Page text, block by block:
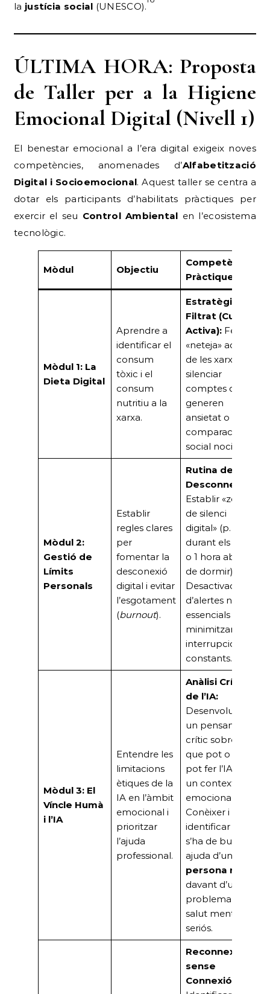
la justícia social (UNESCO).
ÚLTIMA HORA: Proposta
de Taller per a la Higiene
Emocional Digital (Nivell 1)
El benestar emocional a l’era digital exigeix noves
competències, anomenades d’Alfabetització
Digital i Socioemocional. Aquest taller se centra a
dotar els participants d’habilitats pràctiques per
exercir el seu Control Ambiental en l’ecosistema
tecnològic.
Mòdul Objectiu
Competències
Pràctiques
Mòdul 1: La
Dieta Digital
Aprendre a
identificar el
consum
tòxic i el
consum
nutritiu a la
xarxa.
Estratègia de
Filtrat (Curació
Activa):Fer una
«neteja» activa
de les xarxes,
silenciar
comptes que
generen
ansietat o
comparació
social nociva.
Mòdul 2:
Gestió de
Límits
Personals
Establir
regles clares
per
fomentar la
desconexió
digital i evitar
l’esgotament
(burnout).
Rutina de
Desconnexió:
Establir «zones
de silenci
digital» (p. ex.,
durant els àpats
o 1 hora abans
de dormir).
Desactivació
d’alertes no
essencials per
minimitzar les
interrupcions
constants.
Mòdul 3: El
Víncle Humà
i l’IA
Entendre les
limitacions
ètiques de la
IA en l’àmbit
emocional i
prioritzar
l’ajuda
professional.
Anàlisi Crítica
de l’IA:
Desenvolupar
un pensament
crític sobre el
que pot o no
pot fer l’IA en
un context
emocional.
Conèixer i
identificar quan
s’ha de buscar
ajuda d’una
persona real
davant d’un
problema de
salut mental
seriós.
Reconnexió
sense
Connexió: